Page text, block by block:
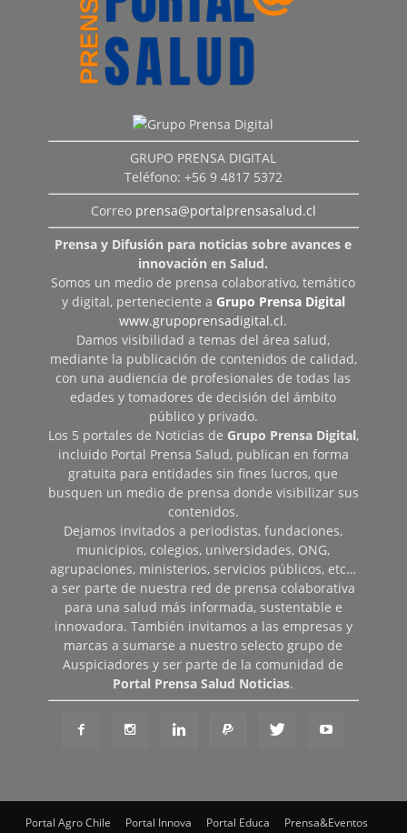
GRUPO PRENSA DIGITAL
Teléfono: +56 9 4817 5372
Correo prensa@portalprensasalud.cl
Prensa y Difusión para noticias sobre avances e
innovación en Salud.
Somos un medio de prensa colaborativo, temático
y digital, perteneciente a Grupo Prensa Digital
www.grupoprensadigital.cl.
Damos visibilidad a temas del área salud,
mediante la publicación de contenidos de calidad,
con una audiencia de profesionales de todas las
edades y tomadores de decisión del ámbito
público y privado.
Los 5 portales de Noticias de Grupo Prensa Digital,
incluido Portal Prensa Salud, publican en forma
gratuita para entidades sin fines lucros, que
busquen un medio de prensa donde visibilizar sus
contenidos.
Dejamos invitados a periodistas, fundaciones,
municipios, colegios, universidades, ONG,
agrupaciones, ministerios, servicios públicos, etc…
a ser parte de nuestra red de prensa colaborativa
para una salud más informada, sustentable e
innovadora. También invitamos a las empresas y
marcas a sumarse a nuestro selecto grupo de
Auspiciadores y ser parte de la comunidad de
Portal Prensa Salud Noticias.
Portal Agro Chile Portal Innova Portal Educa Prensa&Eventos